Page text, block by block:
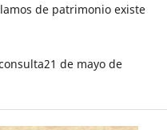
de patrimonio existe
de mayo de